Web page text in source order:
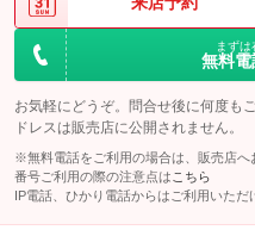
まず
無料
お気軽にどうぞ。問合せ後に何度も
ドレスは販売店に公開されません。
※無料電話をご利用の場合は、販売店
番号ご利用の際の注意点は こちら
IP電話、ひかり電話からはご利用いただ